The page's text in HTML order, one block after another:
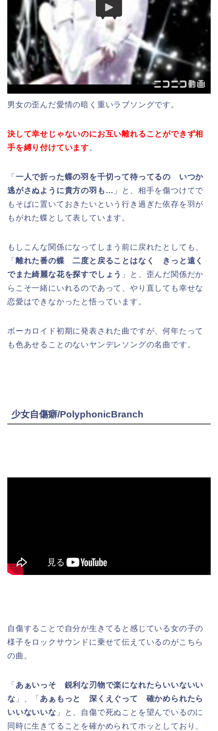
男女の歪んだ愛情の暗く重いラブソングです。
決して幸せじゃないのにお互い離れることができず相
手を縛り付けています。
「 一人で折った蝶の羽を千切って待ってるの いつか
逃がさぬように貴方の羽も… 」と、相手を傷つけてで
もそばに置いておきたいという行き過ぎた依存を羽が
もがれた蝶として表しています。
もしこんな関係になってしまう前に戻れたとしても、
「 離れた番の蝶 二度と戻ることはなく きっと遠く
でまた綺麗な花を探すでしょう 」と、歪んだ関係だか
らこそ一緒にいれるのであって、やり直しても幸せな
恋愛はできなかったと悟っています。
ボーカロイド初期に発表された曲ですが、何年たって
も色あせることのないヤンデレソングの名曲です。
少女自傷癖/PolyphonicBranch
自傷することで自分が生きてると感じている女の子の
様子をロックサウンドに乗せて伝えているのがこちら
の曲。
「 あぁいっそ 鋭利な刃物で楽になれたらいいないい
な 」、「 あぁもっと 深くえぐって 確かめられたら
いいないいな 」と、自傷で死ぬことを望んでいるのに
同時に生きてることを確かめられてホッとしており、